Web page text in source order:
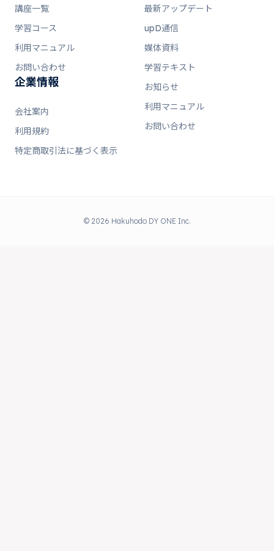
講座一覧
学習コース
利用マニュアル
お問い合わせ
企業情報
会社案内
利用規約
特定商取引法に基づく表示
最新アップデート
upD通信
媒体資料
学習テキスト
お知らせ
利用マニュアル
お問い合わせ
© 2026 Hakuhodo DY ONE Inc.